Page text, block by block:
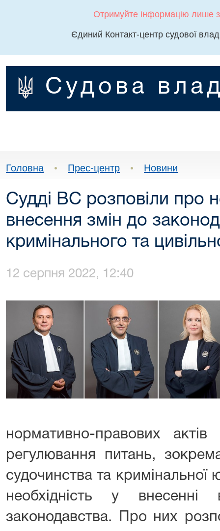
Отримуйте інформацію лише
Єдиний Контакт-центр судової
Судова
Головна • Прес-центр • Новини
Судді ВС розповіли про
внесення змін до
кримінального та
12 серпня 2022, 12:40
нормативно-правових
регулювання питань,
судочинства та кримінальної
необхідність у внесенні
законодавства. Про них